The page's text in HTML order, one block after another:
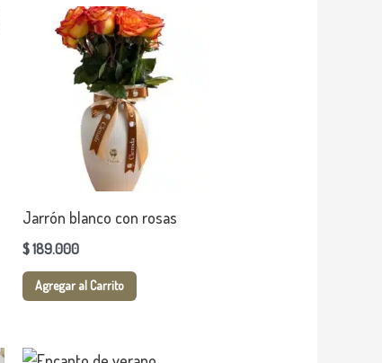
Jarrón blanco con rosas
$189.000
Agregar al Carrito